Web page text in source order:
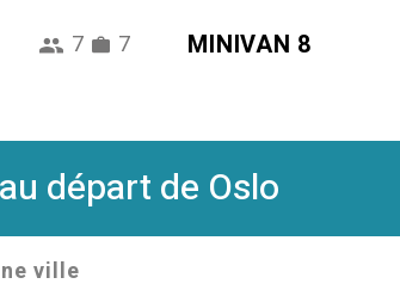
7 7 MINIVAN 8
départ de Oslo
ville